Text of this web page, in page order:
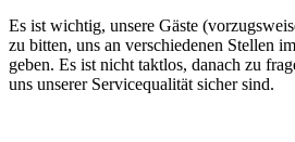
Es ist wichtig, unsere Gäste
zu bitten, uns an verschiedenen Stellen
geben. Es ist nicht taktlos, danach zu
uns unserer Servicequalität sicher sind.